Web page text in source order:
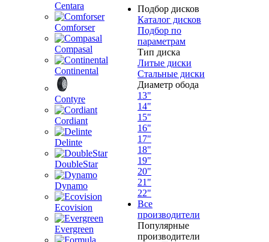
Centara
Comforser
Compasal
Continental
Contyre
Cordiant
Delinte
DoubleStar
Dynamo
Ecovision
Evergreen
Подбор дисков
Каталог дисков
Подбор по
параметрам
Тип диска
Литые диски
Стальные диски
Диаметр обода
13"
14"
15"
16"
17"
18"
19"
20"
21"
22"
Все
производители
Популярные
производители